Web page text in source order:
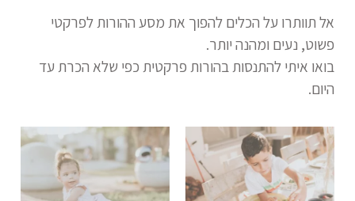
אל תוותרו על הכלים להפוך את מסע ההורות לפרקטי
פשוט, נעים ומהנה יותר.
בואו איתי להתנסות בהורות פרקטית כפי שלא הכרת עד
היום.